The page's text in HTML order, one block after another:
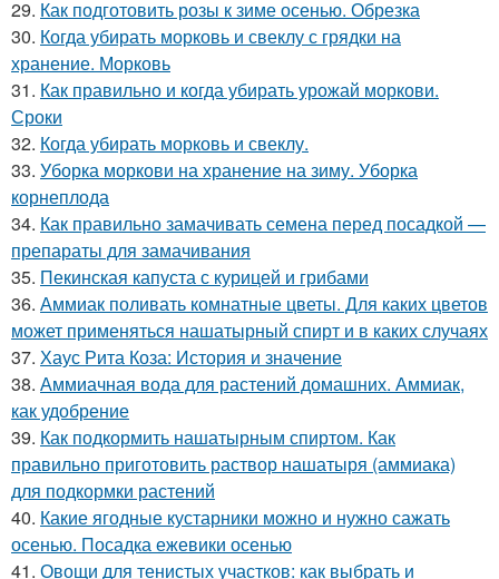
29. Как подготовить розы к зиме осенью. Обрезка
30. Когда убирать морковь и свеклу с грядки на
хранение. Морковь
31. Как правильно и когда убирать урожай моркови.
Сроки
32. Когда убирать морковь и свеклу.
33. Уборка моркови на хранение на зиму. Уборка
корнеплода
34. Как правильно замачивать семена перед посадкой —
препараты для замачивания
35. Пекинская капуста с курицей и грибами
36. Аммиак поливать комнатные цветы. Для каких цветов
может применяться нашатырный спирт и в каких случаях
37. Хаус Рита Коза: История и значение
38. Аммиачная вода для растений домашних. Аммиак,
как удобрение
39. Как подкормить нашатырным спиртом. Как
правильно приготовить раствор нашатыря (аммиака)
для подкормки растений
40. Какие ягодные кустарники можно и нужно сажать
осенью. Посадка ежевики осенью
41. Овощи для тенистых участков: как выбрать и